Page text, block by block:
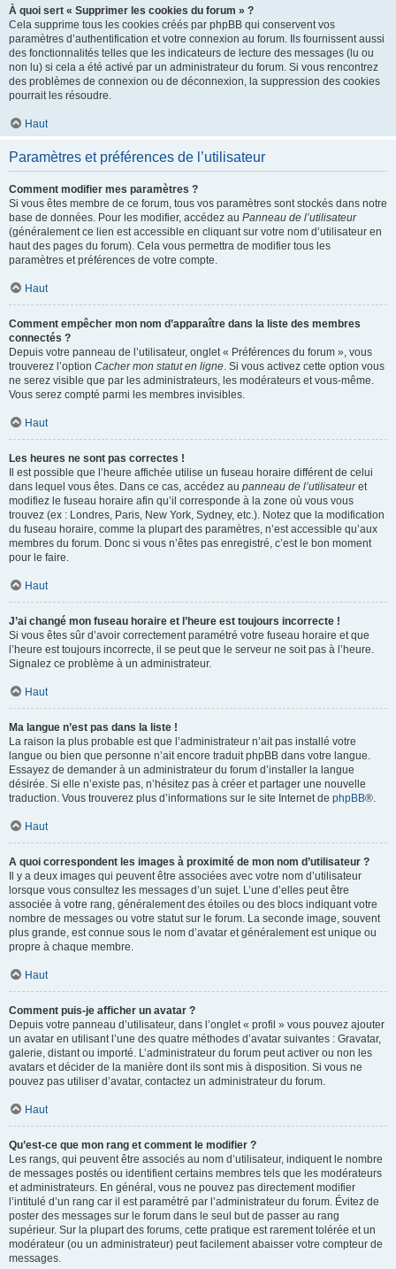
À quoi sert « Supprimer les cookies du forum » ?
Cela supprime tous les cookies créés par phpBB qui conservent vos
paramètres d’authentification et votre connexion au forum. Ils fournissent aussi
des fonctionnalités telles que les indicateurs de lecture des messages (lu ou
non lu) si cela a été activé par un administrateur du forum. Si vous rencontrez
des problèmes de connexion ou de déconnexion, la suppression des cookies
pourrait les résoudre.
Haut
Paramètres et préférences de l’utilisateur
Comment modifier mes paramètres ?
Si vous êtes membre de ce forum, tous vos paramètres sont stockés dans notre
base de données. Pour les modifier, accédez au Panneau de l’utilisateur
(généralement ce lien est accessible en cliquant sur votre nom d’utilisateur en
haut des pages du forum). Cela vous permettra de modifier tous les
paramètres et préférences de votre compte.
Haut
Comment empêcher mon nom d’apparaître dans la liste des membres
connectés ?
Depuis votre panneau de l’utilisateur, onglet « Préférences du forum », vous
trouverez l’option Cacher mon statut en ligne. Si vous activez cette option vous
ne serez visible que par les administrateurs, les modérateurs et vous-même.
Vous serez compté parmi les membres invisibles.
Haut
Les heures ne sont pas correctes !
Il est possible que l’heure affichée utilise un fuseau horaire différent de celui
dans lequel vous êtes. Dans ce cas, accédez au panneau de l’utilisateuret
modifiez le fuseau horaire afin qu’il corresponde à la zone où vous vous
trouvez (ex : Londres, Paris, New York, Sydney, etc.). Notez que la modification
du fuseau horaire, comme la plupart des paramètres, n’est accessible qu’aux
membres du forum. Donc si vous n’êtes pas enregistré, c’est le bon moment
pour le faire.
Haut
J’ai changé mon fuseau horaire et l’heure est toujours incorrecte !
Si vous êtes sûr d’avoir correctement paramétré votre fuseau horaire et que
l’heure est toujours incorrecte, il se peut que le serveur ne soit pas à l’heure.
Signalez ce problème à un administrateur.
Haut
Ma langue n’est pas dans la liste !
La raison la plus probable est que l’administrateur n’ait pas installé votre
langue ou bien que personne n’ait encore traduit phpBB dans votre langue.
Essayez de demander à un administrateur du forum d’installer la langue
désirée. Si elle n’existe pas, n’hésitez pas à créer et partager une nouvelle
traduction. Vous trouverez plus d’informations sur le site Internet de phpBB®.
Haut
A quoi correspondent les images à proximité de mon nom d’utilisateur ?
Il y a deux images qui peuvent être associées avec votre nom d’utilisateur
lorsque vous consultez les messages d’un sujet. L’une d’elles peut être
associée à votre rang, généralement des étoiles ou des blocs indiquant votre
nombre de messages ou votre statut sur le forum. La seconde image, souvent
plus grande, est connue sous le nom d’avatar et généralement est unique ou
propre à chaque membre.
Haut
Comment puis-je afficher un avatar ?
Depuis votre panneau d’utilisateur, dans l’onglet « profil » vous pouvez ajouter
un avatar en utilisant l’une des quatre méthodes d’avatar suivantes : Gravatar,
galerie, distant ou importé. L’administrateur du forum peut activer ou non les
avatars et décider de la manière dont ils sont mis à disposition. Si vous ne
pouvez pas utiliser d’avatar, contactez un administrateur du forum.
Haut
Qu’est-ce que mon rang et comment le modifier ?
Les rangs, qui peuvent être associés au nom d’utilisateur, indiquent le nombre
de messages postés ou identifient certains membres tels que les modérateurs
et administrateurs. En général, vous ne pouvez pas directement modifier
l’intitulé d’un rang car il est paramétré par l’administrateur du forum. Évitez de
poster des messages sur le forum dans le seul but de passer au rang
supérieur. Sur la plupart des forums, cette pratique est rarement tolérée et un
modérateur (ou un administrateur) peut facilement abaisser votre compteur de
messages.